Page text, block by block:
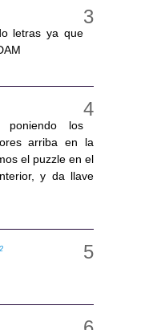
letras ya que
los
arriba en la
el puzzle en el
y da llave